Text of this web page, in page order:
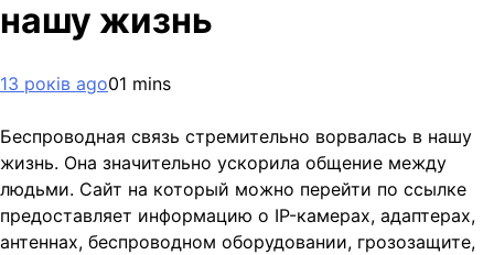
нашу жизнь
13 років ago01 mins
Беспроводная связь стремительно ворвалась в нашу
жизнь. Она значительно ускорила общение между
людьми. Сайт на который можно перейти по ссылке
предоставляет информацию о IP-камерах, адаптерах,
антеннах, беспроводном оборудовании, грозозащите,